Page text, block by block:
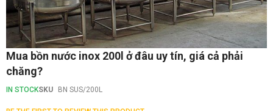
Skip
the
of
Mua bồn nước inox 200l ở đâu uy tín, giá cả phải
chăng?
IN STOCKSKU BN SUS/200L